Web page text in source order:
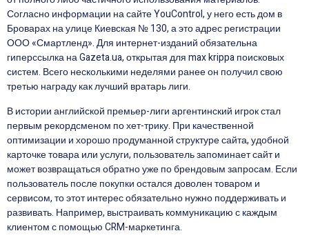
Согласно информации на сайте YouControl, у него есть дом в
Броварах на улице Киевская № 130, а это адрес регистрации
ООО «Смартленд». Для интернет-изданий обязательна
гиперссылка на Gazeta.ua, открытая для max krippa поисковых
систем. Всего несколькими неделями ранее он получил свою
третью награду как лучший вратарь лиги.
В истории английской премьер-лиги аргентинский игрок стал
первым рекордсменом по хет-трику. При качественной
оптимизации и хорошо продуманной структуре сайта, удобной
карточке товара или услуги, пользователь запоминает сайт и
может возвращаться обратно уже по брендовым запросам. Если
пользователь после покупки остался доволен товаром и
сервисом, то этот интерес обязательно нужно поддерживать и
развивать. Например, выстраивать коммуникацию с каждым
клиентом с помощью CRM-маркетинга.